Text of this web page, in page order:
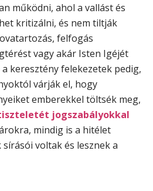
működni, ahol a vallást és
kritizálni, és nem tiltják
felfogás
vagy akár Isten Igéjét
keresztény felekezetek pedig,
várják el, hogy
emberekkel töltsék meg,
jogszabályok­kal
mindig is a hitélet
voltak és lesznek a